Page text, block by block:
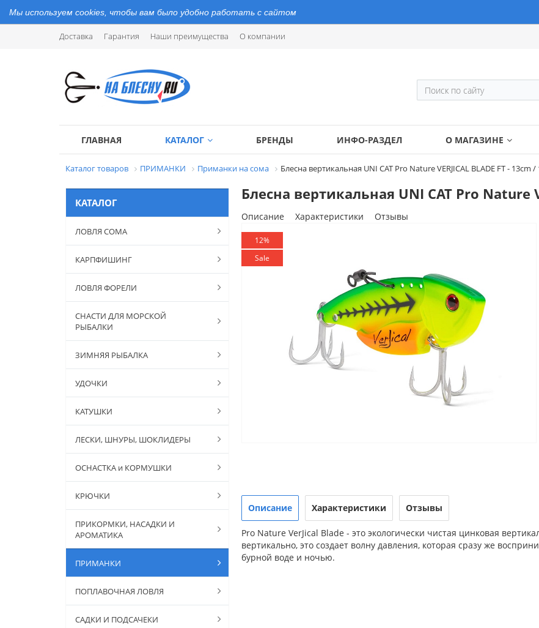
Мы используем cookies, чтобы вам было удобно работать с сайтом
Доставка Гарантия Наши преимущества О компании
ГЛАВНАЯ КАТАЛОГ БРЕНДЫ ИНФО-РАЗДЕЛ О МАГАЗИНЕ
Каталог товаров ПРИМАНКИ Приманки на сома Блесна вертикальная UNI CAT Pro Nature VERJICAL BLADE FT - 13cm /
КАТАЛОГ
ЛОВЛЯ СОМА
КАРПФИШИНГ
ЛОВЛЯ ФОРЕЛИ
СНАСТИ ДЛЯ МОРСКОЙ
РЫБАЛКИ
ЗИМНЯЯ РЫБАЛКА
УДОЧКИ
КАТУШКИ
ЛЕСКИ, ШНУРЫ, ШОКЛИДЕРЫ
ОСНАСТКА и КОРМУШКИ
КРЮЧКИ
ПРИКОРМКИ, НАСАДКИ И
АРОМАТИКА
ПРИМАНКИ
ПОПЛАВОЧНАЯ ЛОВЛЯ
САДКИ И ПОДСАЧЕКИ
Блесна вертикальная UNI CAT Pro Nature
Описание Характеристики Отзывы
12%
Sale
Описание Характеристики Отзывы
Pro Nature VerJical Blade - это экологически чистая цинковая
вертикально, это создает волну давления, которая сразу же
бурной воде и ночью.